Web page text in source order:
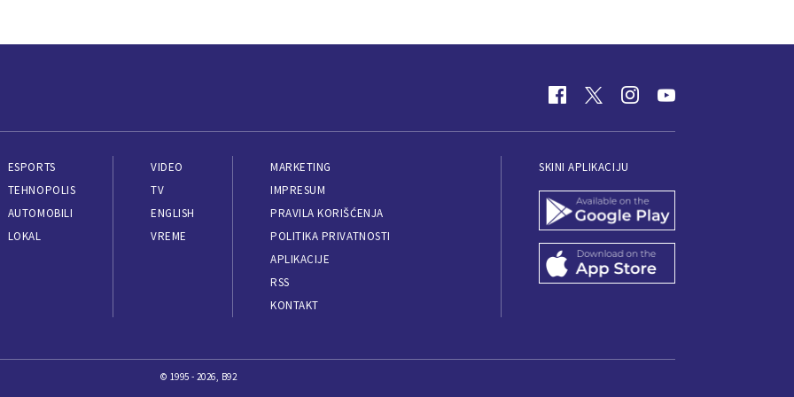
ESPORTS
TEHNOPOLIS
AUTOMOBILI
LOKAL
VIDEO
TV
ENGLISH
VREME
MARKETING
IMPRESUM
PRAVILA KORIŠĆENJA
POLITIKA PRIVATNOSTI
APLIKACIJE
RSS
KONTAKT
SKINI APLIKACIJU
© 1995 - 2026, B92